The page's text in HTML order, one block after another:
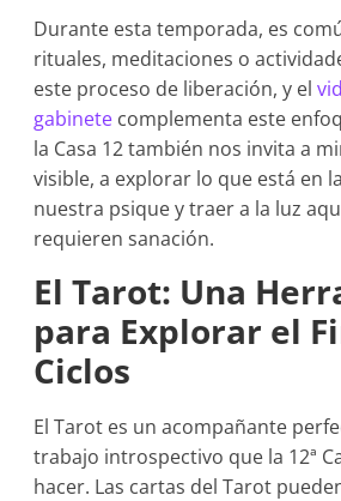
Durante esta temporada, es
rituales, meditaciones o
este proceso de liberación, y el
gabinete complementa este
la Casa 12 también nos invita a
visible, a explorar lo que está en
nuestra psique y traer a la luz
requieren sanación.
El Tarot: Una
para Explorar el
Ciclos
El Tarot es un acompañante
trabajo introspectivo que la 12ª
hacer. Las cartas del Tarot